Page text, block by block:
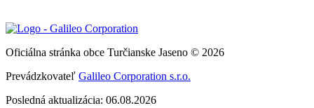
Oficiálna stránka obce Turčianske Jaseno © 2026
Prevádzkovateľ Galileo Corporation s.r.o.
Posledná aktualizácia: 06.08.2026